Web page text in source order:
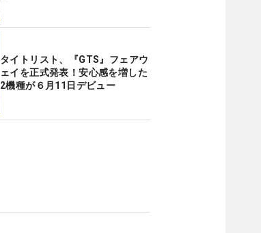
タイトリスト、『GTS』フェアウ
ェイを正式発表！安心感を増した
2機種が６月11日デビュー